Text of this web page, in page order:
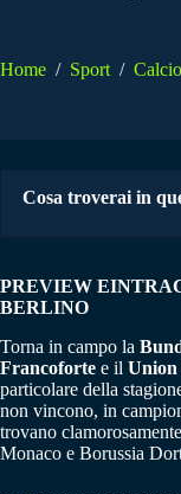
Home / Sport / Calcio
Cosa troverai in
PREVIEW
BERLINO
Torna in campo la
Francoforte e il
particolare della
non vincono, in
trovano
Monaco e Borussia